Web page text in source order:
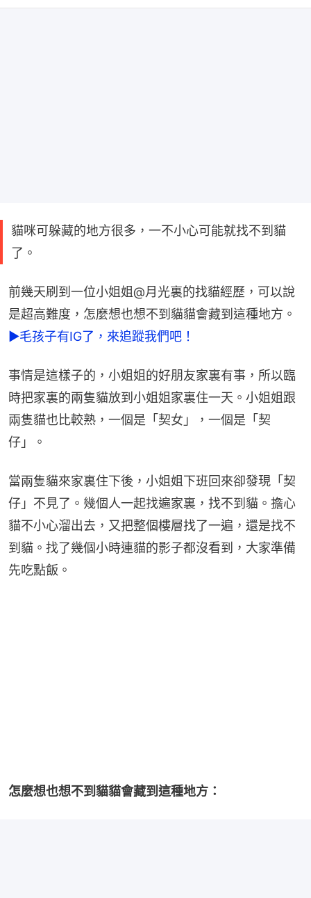
貓咪可躲藏的地方很多，一不小心可能就找不到貓
了。
前幾天刷到一位小姐姐@月光裏的找貓經歷，可以說
是超高難度，怎麼想也想不到貓貓會藏到這種地方。
►毛孩子有IG了，來追蹤我們吧！
事情是這樣子的，小姐姐的好朋友家裏有事，所以臨
時把家裏的兩隻貓放到小姐姐家裏住一天。小姐姐跟
兩隻貓也比較熟，一個是「契女」，一個是「契
仔」。
當兩隻貓來家裏住下後，小姐姐下班回來卻發現「契
仔」不見了。幾個人一起找遍家裏，找不到貓。擔心
貓不小心溜出去，又把整個樓層找了一遍，還是找不
到貓。找了幾個小時連貓的影子都沒看到，大家準備
先吃點飯。
怎麼想也想不到貓貓會藏到這種地方：